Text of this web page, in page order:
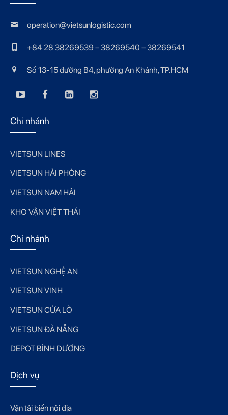
operation@vietsunlogistic.com
+84 28 38269539 – 38269540 – 38269541
Số 13-15 đường B4, phường An Khánh, TP.HCM
Chi nhánh
VIETSUN LINES
VIETSUN HẢI PHÒNG
VIETSUN NAM HẢI
KHO VẬN VIỆT THÁI
Chi nhánh
VIETSUN NGHỆ AN
VIETSUN VINH
VIETSUN CỬA LÒ
VIETSUN ĐÀ NẴNG
DEPOT BÌNH DƯƠNG
Dịch vụ
Vận tải biển nội địa